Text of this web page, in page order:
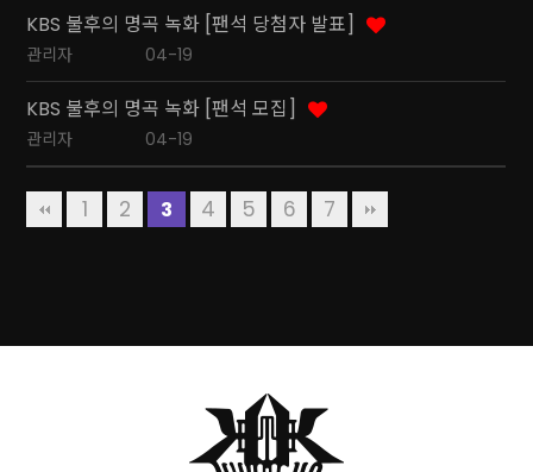
KBS 불후의 명곡 녹화 [팬석 당첨자 발표]
관리자 04-19
KBS 불후의 명곡 녹화 [팬석 모집]
관리자 04-19
1 2 3 4 5 6 7